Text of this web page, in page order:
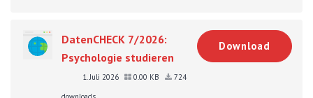
DatenCHECK 7/2026:
Psychologie studieren
1. Juli 2026 0.00 KB
724
Download